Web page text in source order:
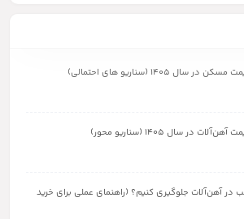
سال ۱۴۰۵ (سناریو های احتمالی)
در سال ۱۴۰۵ (سناریو محور)
در آهن‌آلات جلوگیری کنیم؟ (راهنمای عملی برای خرید